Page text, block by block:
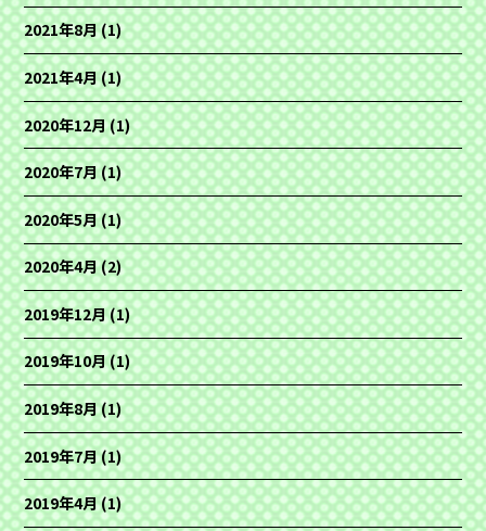
2021年8月(1)
2021年4月(1)
2020年12月(1)
2020年7月(1)
2020年5月(1)
2020年4月(2)
2019年12月(1)
2019年10月(1)
2019年8月(1)
2019年7月(1)
2019年4月(1)